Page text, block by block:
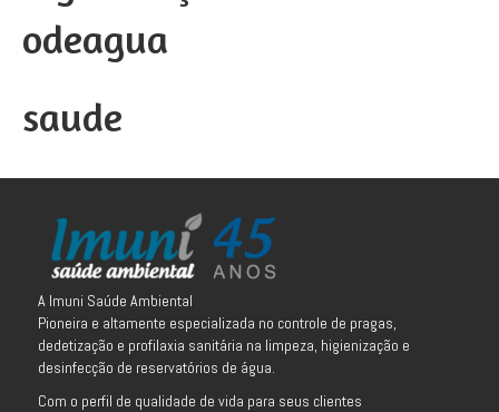
odeagua
saude
A Imuni Saúde Ambiental
Pioneira e altamente especializada no controle de pragas,
dedetização e profilaxia sanitária na limpeza, higienização e
desinfecção de reservatórios de água.
Com o perfil de qualidade de vida para seus clientes